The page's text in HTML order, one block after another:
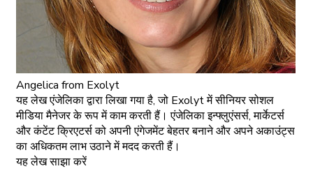
Angelica from Exolyt
यह लेख एंजेलिका द्वारा लिखा गया है, जो Exolyt में सीनियर सोशल
मीडिया मैनेजर के रूप में काम करती हैं। एंजेलिका इन्फ्लुएंसर्स, मार्केटर्स
और कंटेंट क्रिएटर्स को अपनी एंगेजमेंट बेहतर बनाने और अपने अकाउंट्स
का अधिकतम लाभ उठाने में मदद करती हैं।
यह लेख साझा करें